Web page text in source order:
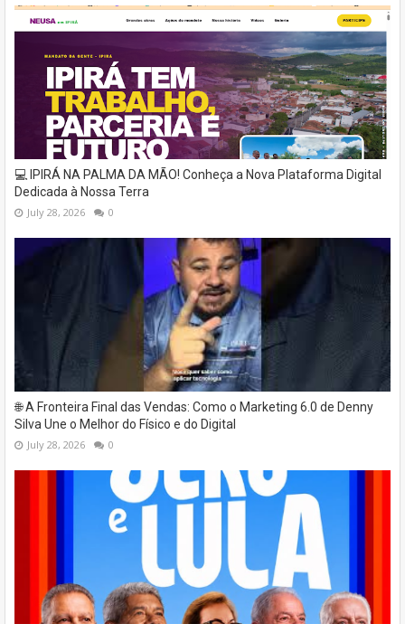
💻 IPIRÁ NA PALMA DA MÃO! Conheça a Nova Plataforma Digital
Dedicada à Nossa Terra
July 28, 2026 0
🌐 A Fronteira Final das Vendas: Como o Marketing 6.0 de Denny
Silva Une o Melhor do Físico e do Digital
July 28, 2026 0